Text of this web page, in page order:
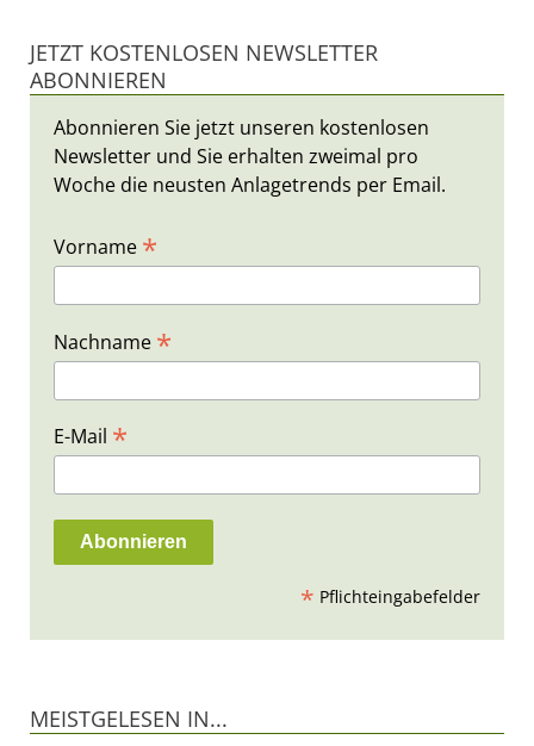
JETZT KOSTENLOSEN NEWSLETTER
ABONNIEREN
Abonnieren Sie jetzt unseren kostenlosen
Newsletter und Sie erhalten zweimal pro
Woche die neusten Anlagetrends per Email.
Vorname *
Nachname *
E-Mail *
* Pflichteingabefelder
MEISTGELESEN IN...